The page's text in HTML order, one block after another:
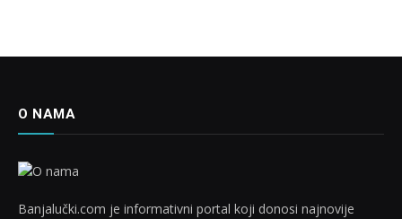
O NAMA
Banjalučki.com je informativni portal koji donosi najnovije